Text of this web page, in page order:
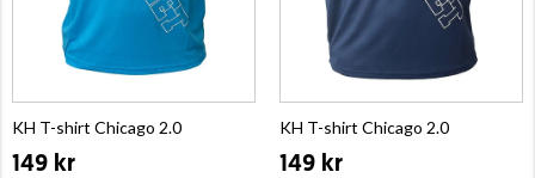
KH T-shirt Chicago 2.0
149 kr
KH T-shirt Chicago 2.0
149 kr